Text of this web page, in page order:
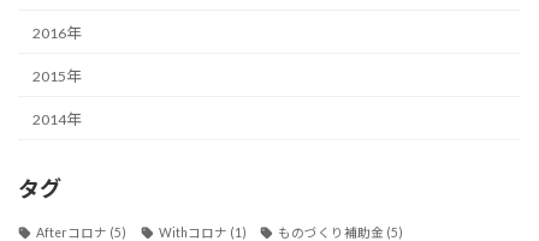
2016年
2015年
2014年
タグ
Afterコロナ (5) Withコロナ (1) ものづくり補助金 (5)